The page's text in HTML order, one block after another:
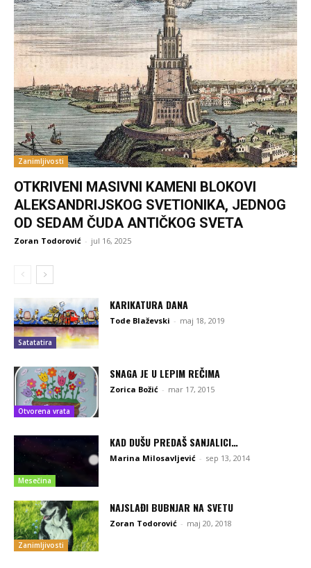
Zanimljivosti
OTKRIVENI MASIVNI KAMENI BLOKOVI
ALEKSANDRIJSKOG SVETIONIKA, JEDNOG
OD SEDAM ČUDA ANTIČKOG SVETA
Zoran Todorović - jul 16, 2025
Satatatira
KARIKATURA DANA
Tode Blaževski - maj 18, 2019
Otvorena vrata
SNAGA JE U LEPIM REČIMA
Zorica Božić - mar 17, 2015
Mesečina
KAD DUŠU PREDAŠ SANJALICI…
Marina Milosavljević - sep 13, 2014
Zanimljivosti
NAJSLAĐI BUBNJAR NA SVETU
Zoran Todorović - maj 20, 2018